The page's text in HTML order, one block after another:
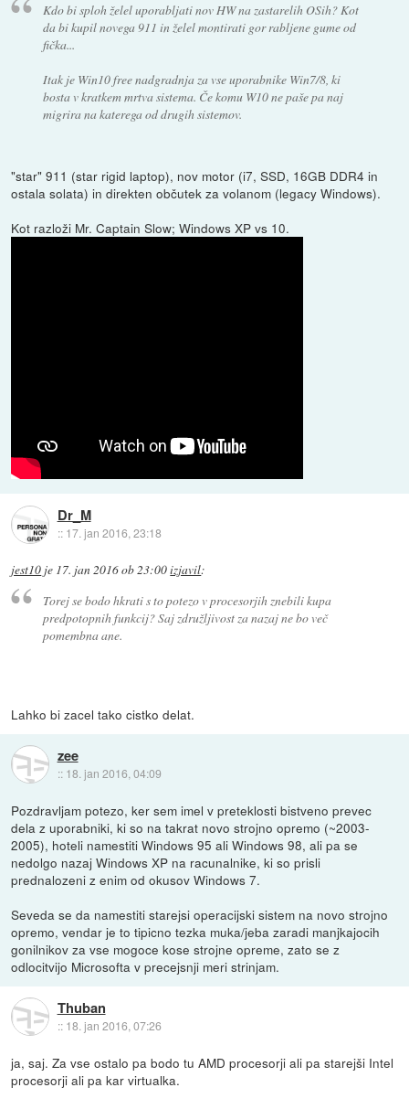
Kdo bi sploh želel uporabljati nov HW na zastarelih OSih? Kot
da bi kupil novega 911 in želel montirati gor rabljene gume od
fička...
Itak je Win10 free nadgradnja za vse uporabnike Win7/8, ki
bosta v kratkem mrtva sistema. Če komu W10 ne paše pa naj
migrira na katerega od drugih sistemov.
"star" 911 (star rigid laptop), nov motor (i7, SSD, 16GB DDR4 in
ostala solata) in direkten občutek za volanom (legacy Windows).
Kot razloži Mr. Captain Slow; Windows XP vs 10.
Dr_M
:: 17. jan 2016, 23:18
jest10 je 17. jan 2016 ob 23:00izjavil:
Torej se bodo hkrati s to potezo v procesorjih znebili kupa
predpotopnih funkcij? Saj združljivost za nazaj ne bo več
pomembna ane.
Lahko bi zacel tako cistko delat.
zee
:: 18. jan 2016, 04:09
Pozdravljam potezo, ker sem imel v preteklosti bistveno prevec
dela z uporabniki, ki so na takrat novo strojno opremo (~2003-
2005), hoteli namestiti Windows 95 ali Windows 98, ali pa se
nedolgo nazaj Windows XP na racunalnike, ki so prisli
prednalozeni z enim od okusov Windows 7.
Seveda se da namestiti starejsi operacijski sistem na novo strojno
opremo, vendar je to tipicno tezka muka/jeba zaradi manjkajocih
gonilnikov za vse mogoce kose strojne opreme, zato se z
odlocitvijo Microsofta v precejsnji meri strinjam.
Thuban
:: 18. jan 2016, 07:26
ja, saj. Za vse ostalo pa bodo tu AMD procesorji ali pa starejši Intel
procesorji ali pa kar virtualka.